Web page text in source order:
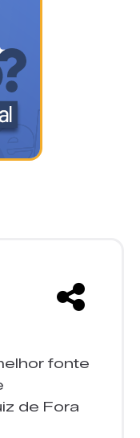
fonte
de Fora